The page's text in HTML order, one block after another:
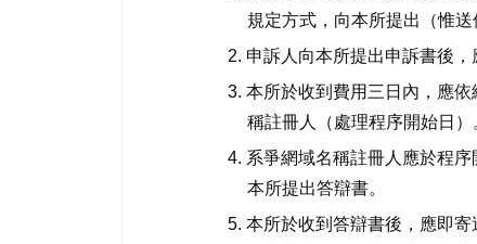
規定方式，向本所提出（惟
2. 申訴人向本所提出申訴書後
3. 本所於收到費用三日內，應
稱註冊人（處理程序開始日）
4. 系爭網域名稱註冊人應於程
本所提出答辯書。
5. 本所於收到答辯書後，應即